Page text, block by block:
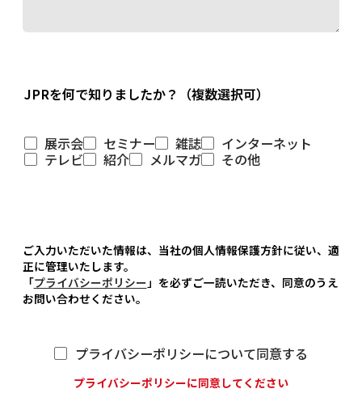
JPRを何で知りましたか？（複数選択可）
展示会 セミナー 雑誌
インターネット
テレビ
紹介 メルマガ その他
ご入力いただいた情報は、当社の個人情報保護方針に従い、適
正に管理いたします。
「プライバシーポリシー 」を必ずご一読いただき、同意のうえ
お問い合わせください。
プライバシーポリシーについて同意する
プライバシーポリシーに同意してください